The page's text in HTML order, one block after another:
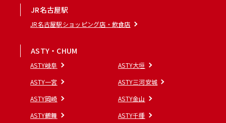
JR名古屋駅
JR名古屋駅ショッピング店・飲食店
ASTY・CHUM
ASTY岐阜
ASTY大垣
ASTY一宮
ASTY三河安城
ASTY岡崎
ASTY金山
ASTY鶴舞
ASTY千種